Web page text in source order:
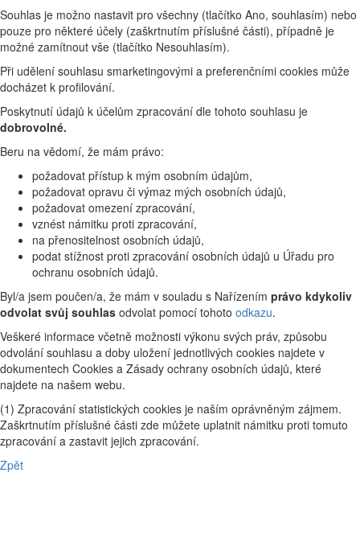
Souhlas je možno nastavit pro všechny (tlačítko Ano, souhlasím) nebo
pouze pro některé účely (zaškrtnutím příslušné části), případně je
možné zamítnout vše (tlačítko Nesouhlasím).
Při udělení souhlasu smarketingovými a preferenčními cookies může
docházet k profilování.
Poskytnutí údajů k účelům zpracování dle tohoto souhlasu je
dobrovolné.
Beru na vědomí, že mám právo:
požadovat přístup k mým osobním údajům,
požadovat opravu či výmaz mých osobních údajů,
požadovat omezení zpracování,
vznést námitku proti zpracování,
na přenositelnost osobních údajů,
podat stížnost proti zpracování osobních údajů u Úřadu pro
ochranu osobních údajů.
Byl/a jsem poučen/a, že mám v souladu s Nařízením právo kdykoliv
odvolat svůj souhlas odvolat pomocí tohoto odkazu.
Veškeré informace včetně možnosti výkonu svých práv, způsobu
odvolání souhlasu a doby uložení jednotlivých cookies najdete v
dokumentech Cookies a Zásady ochrany osobních údajů, které
najdete na našem webu.
(1) Zpracování statistických cookies je naším oprávněným zájmem.
Zaškrtnutím příslušné části zde můžete uplatnit námitku proti tomuto
zpracování a zastavit jejich zpracování.
Zpět